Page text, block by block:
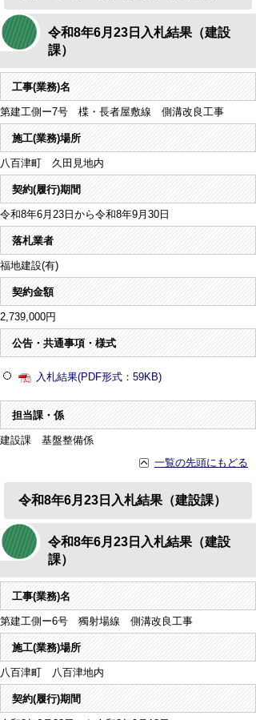
令和8年6月23日入札結果（建設
課）
工事(業務)名
第建工側ー7号 楪・長者屋敷線 側溝改良工事
施工(業務)場所
八百津町 久田見地内
契約(履行)期間
令和8年6月23日から令和8年9月30日
落札業者
福地建設(有)
契約金額
2,739,000円
公告・共通事項・様式
入札結果(PDF形式：59KB)
担当課・係
建設課 基盤整備係
一覧の先頭にもどる
令和8年6月23日入札結果（建設課）
令和8年6月23日入札結果（建設
課）
工事(業務)名
第建工側ー6号 獨射場線 側溝改良工事
施工(業務)場所
八百津町 八百津地内
契約(履行)期間